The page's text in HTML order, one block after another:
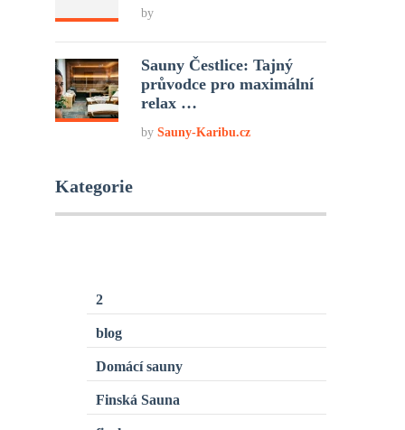
by
Sauny Čestlice: Tajný
průvodce pro maximální
relax …
bySauny-Karibu.cz
Kategorie
2
blog
Domácí sauny
Finská Sauna